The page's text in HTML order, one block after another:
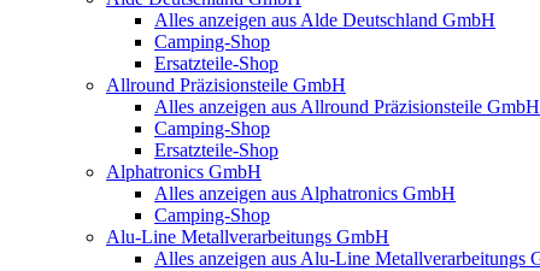
Alles anzeigen aus Alde Deutschland GmbH
Camping-Shop
Ersatzteile-Shop
Allround Präzisionsteile GmbH
Alles anzeigen aus Allround Präzisionsteile GmbH
Camping-Shop
Ersatzteile-Shop
Alphatronics GmbH
Alles anzeigen aus Alphatronics GmbH
Camping-Shop
Alu-Line Metallverarbeitungs GmbH
Alles anzeigen aus Alu-Line Metallverarbeitungs